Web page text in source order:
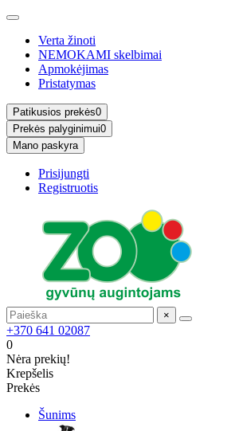
Verta žinoti
NEMOKAMI skelbimai
Apmokėjimas
Pristatymas
Patikusios prekės0
Prekės palyginimui0
Mano paskyra
Prisijungti
Registruotis
×
+370 641 02087
0
Nėra prekių!
Krepšelis
Prekės
Šunims